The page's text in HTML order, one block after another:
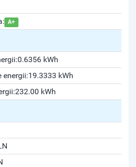
A+
0.6356 kWh
energii:19.3333 kWh
232.00 kWh